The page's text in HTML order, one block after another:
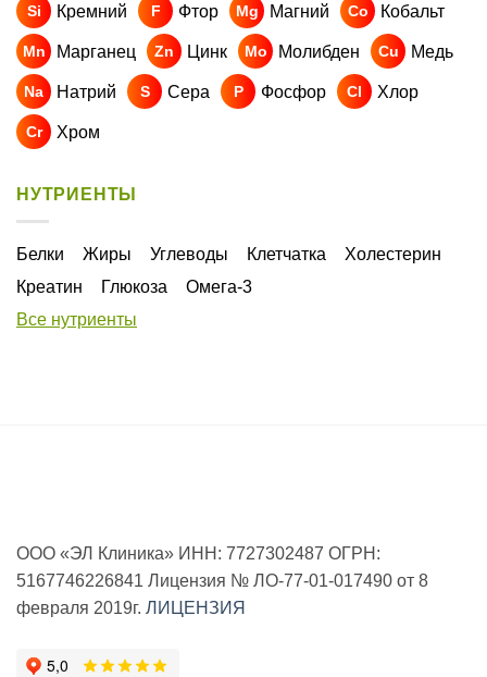
Si Кремний F Фтор Mg Магний Co Кобальт
Mn Марганец Zn Цинк Mo Молибден Cu Медь
Na Натрий S Сера P Фосфор Cl Хлор
Cr Хром
НУТРИЕНТЫ
Белки Жиры Углеводы Клетчатка
Холестерин
Креатин
Глюкоза
Омега-3
Все нутриенты
ООО «ЭЛ Клиника» ИНН: 7727302487 ОГРН:
5167746226841 Лицензия № ЛО-77-01-017490 от 8
февраля 2019г. ЛИЦЕНЗИЯ